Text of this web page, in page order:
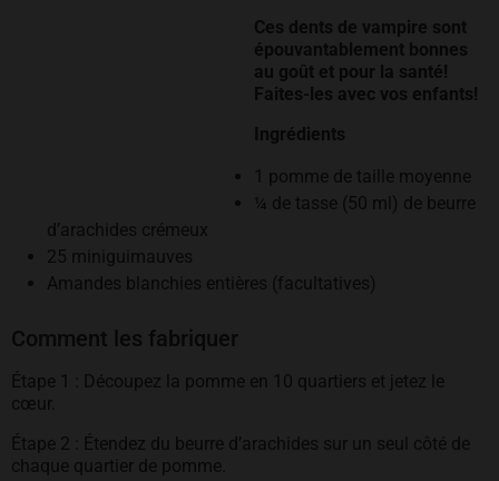
Ces dents de vampire sont
épouvantablement bonnes
au goût et pour la santé!
Faites-les avec vos enfants!
Ingrédients
1 pomme de taille moyenne
¼ de tasse (50 ml) de beurre
d’arachides crémeux
25 miniguimauves
Amandes blanchies entières (facultatives)
Comment les fabriquer
Étape 1 : Découpez la pomme en 10 quartiers et jetez le
cœur.
Étape 2 : Étendez du beurre d’arachides sur un seul côté de
chaque quartier de pomme.